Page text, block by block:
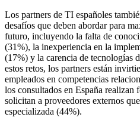
Los partners de TI españoles
desafíos que deben abordar para
futuro, incluyendo la falta de
(31%), la inexperiencia en la
(17%) y la carencia de tecnologías
estos retos, los partners están
empleados en competencias
los consultados en España realizan
solicitan a proveedores externos
especializada (44%).